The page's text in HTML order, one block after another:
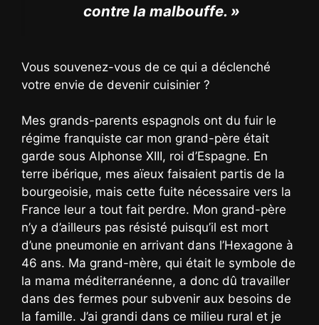
contre la malbouffe. »
Vous souvenez-vous de ce qui a déclenché
votre envie de devenir cuisinier ?
Mes grands-parents espagnols ont du fuir le
régime franquiste car mon grand-père était
garde sous Alphonse XIII, roi d’Espagne. En
terre ibérique, mes aïeux faisaient partis de la
bourgeoisie, mais cette fuite nécessaire vers la
France leur a tout fait perdre. Mon grand-père
n’y a d’ailleurs pas résisté puisqu’il est mort
d’une pneumonie en arrivant dans l’Hexagone à
46 ans. Ma grand-mère, qui était le symbole de
la mama méditerranéenne, a donc dû travailler
dans des fermes pour subvenir aux besoins de
la famille. J’ai grandi dans ce milieu rural et je